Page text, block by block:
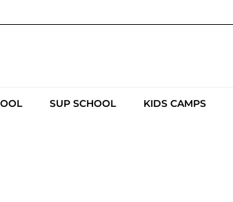
SUP SCHOOL KIDS CAMPS